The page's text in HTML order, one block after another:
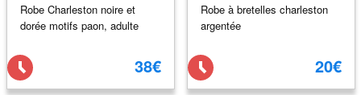
Robe Charleston noire et
dorée motifs paon, adulte
38€
Robe à bretelles charleston
argentée
20€